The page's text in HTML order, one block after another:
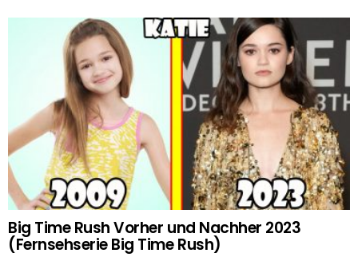
Big Time Rush Vorher und Nachher 2023
(Fernsehserie Big Time Rush)